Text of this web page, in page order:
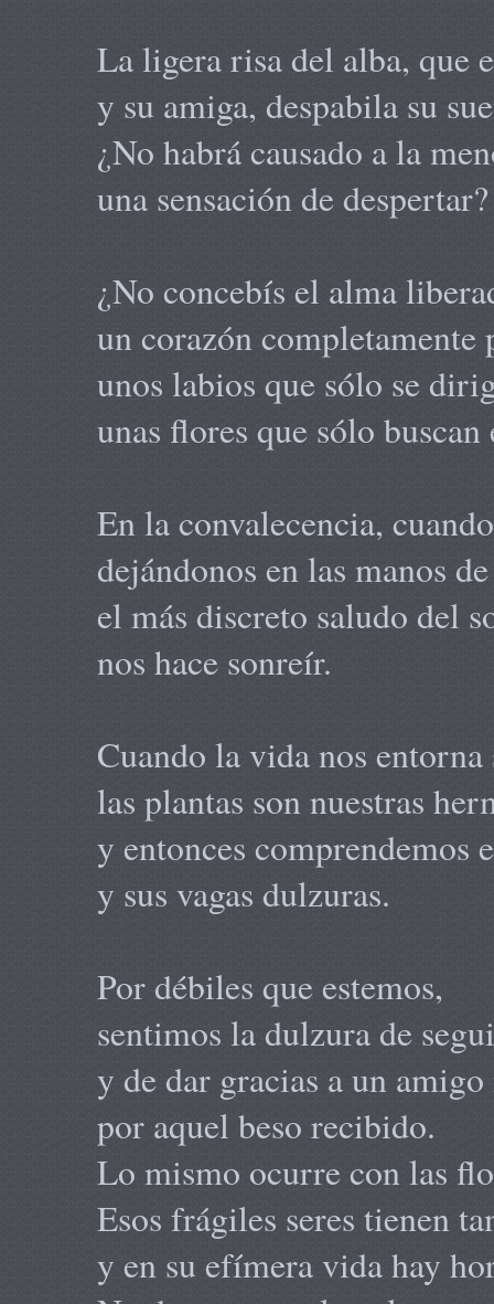
La ligera risa del alba, que
y su amiga, despabila su
¿No habrá causado a la
una sensación de despertar?
¿No concebís el alma
un corazón completamente
unos labios que sólo se
unas flores que sólo buscan
En la convalecencia,
dejándonos en las manos
el más discreto saludo del
nos hace sonreír.
Cuando la vida nos entorna
las plantas son nuestras
y entonces comprendemos
y sus vagas dulzuras.
Por débiles que estemos,
sentimos la dulzura de
y de dar gracias a un
por aquel beso recibido.
Lo mismo ocurre con las
Esos frágiles seres tienen
y en su efímera vida hay